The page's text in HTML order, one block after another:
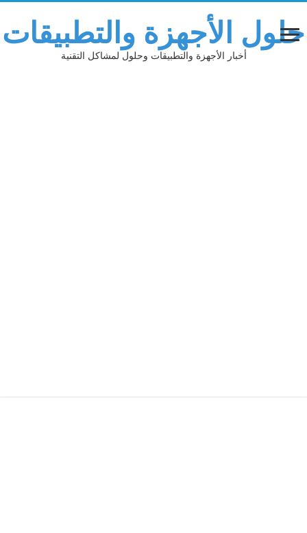
حلول الأجهزة والتطبيقات
أخبار الأجهزة والتطبيقات وحلول لمشاكل التقنية